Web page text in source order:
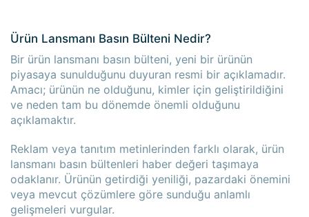
Ürün Lansmanı Basın Bülteni Nedir?
Bir ürün lansmanı basın bülteni, yeni bir ürünün
piyasaya sunulduğunu duyuran resmi bir açıklamadır.
Amacı; ürünün ne olduğunu, kimler için geliştirildiğini
ve neden tam bu dönemde önemli olduğunu
açıklamaktır.
Reklam veya tanıtım metinlerinden farklı olarak, ürün
lansmanı basın bültenleri haber değeri taşımaya
odaklanır. Ürünün getirdiği yeniliği, pazardaki önemini
veya mevcut çözümlere göre sunduğu anlamlı
gelişmeleri vurgular.